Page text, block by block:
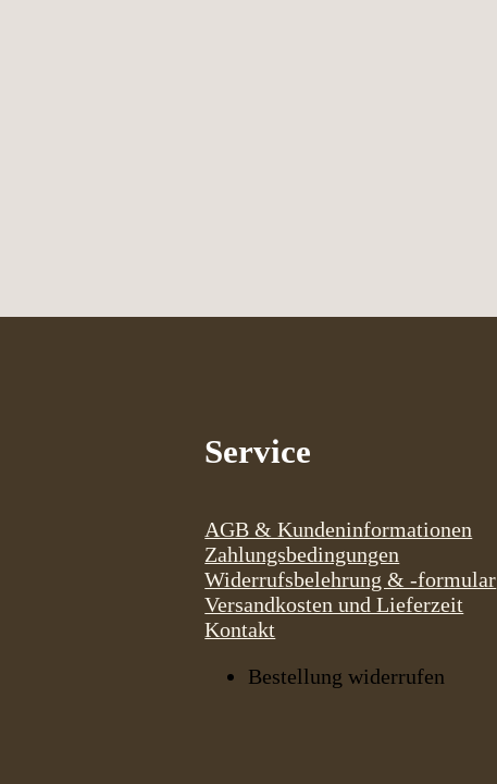
Service
AGB & Kundeninformationen
Zahlungsbedingungen
Widerrufsbelehrung & -formular
Versandkosten und Lieferzeit
Kontakt
Bestellung widerrufen